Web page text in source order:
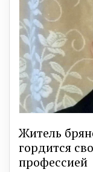
Житель
гордится
профессией